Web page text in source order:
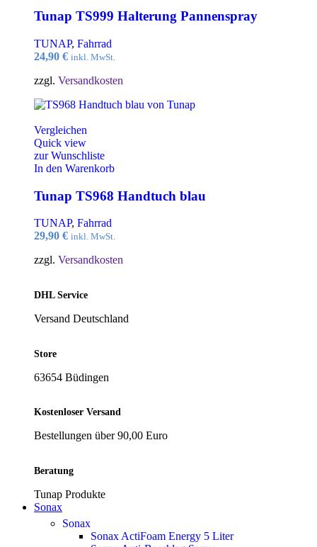
Tunap TS999 Halterung Pannenspray
TUNAP, Fahrrad
24,90 € inkl. MwSt.
zzgl. Versandkosten
Vergleichen
Quick view
zur Wunschliste
In den Warenkorb
Tunap TS968 Handtuch blau
TUNAP, Fahrrad
29,90 € inkl. MwSt.
zzgl. Versandkosten
DHL Service
Versand Deutschland
Store
63654 Büdingen
Kostenloser Versand
Bestellungen über 90,00 Euro
Beratung
Tunap Produkte
Sonax
Sonax
Sonax ActiFoam Energy 5 Liter